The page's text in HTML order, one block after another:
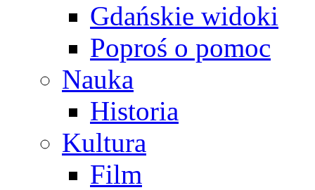
Gdańskie widoki
Poproś o pomoc
Nauka
Historia
Kultura
Film